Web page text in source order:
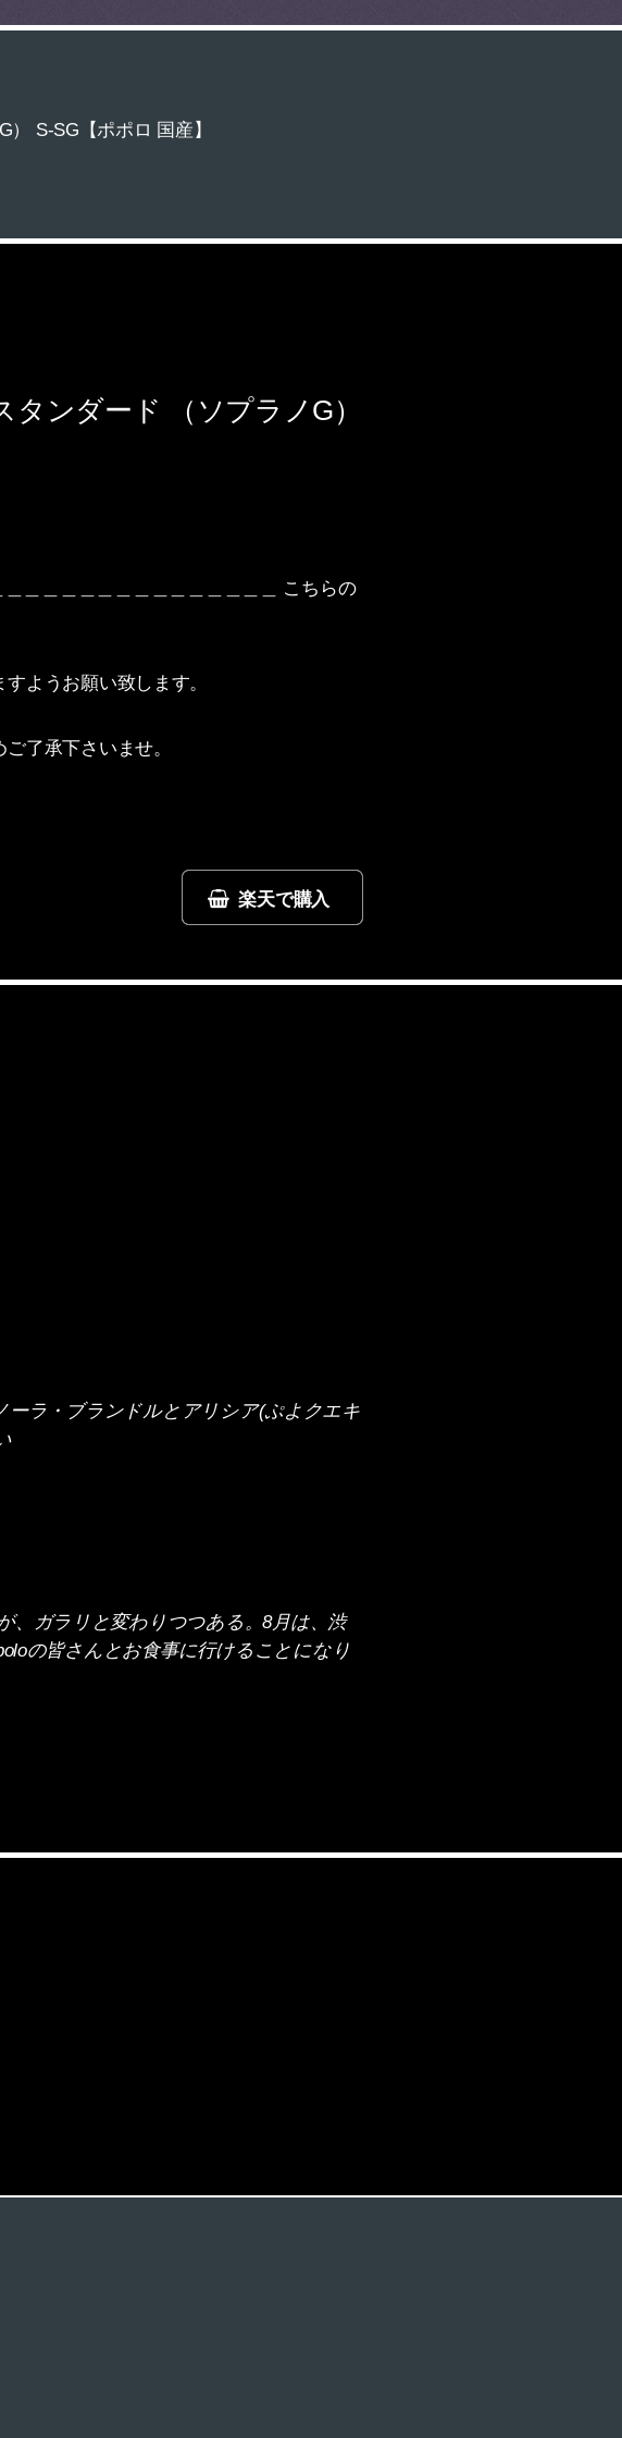
S-SG【ポポロ 国産】
タンダード （ソプラノG）
＿＿＿＿＿＿＿＿＿＿＿＿＿＿ こちらの
ようお願い致します。
了承下さいませ。
楽天で購入
ーラ・ブランドルとアリシア(ぷよクエキ
、ガラリと変わりつつある。8月は、渋
の皆さんとお食事に行けることになり